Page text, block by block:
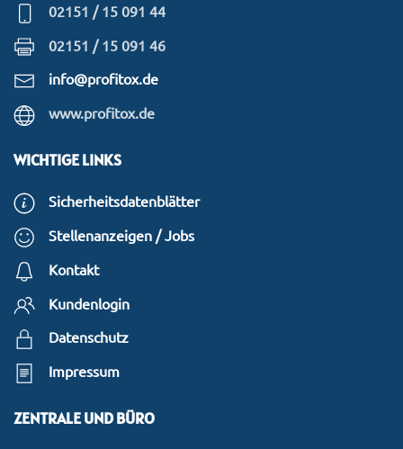
02151 / 15 091 44
02151 / 15 091 46
info@profitox.de
www.profitox.de
WICHTIGE LINKS
Sicherheitsdatenblätter
Stellenanzeigen / Jobs
Kontakt
Kundenlogin
Datenschutz
Impressum
ZENTRALE UND BÜRO